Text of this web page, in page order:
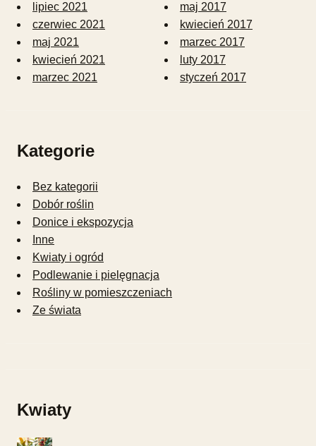
lipiec 2021
czerwiec 2021
maj 2021
kwiecień 2021
marzec 2021
maj 2017
kwiecień 2017
marzec 2017
luty 2017
styczeń 2017
Kategorie
Bez kategorii
Dobór roślin
Donice i ekspozycja
Inne
Kwiaty i ogród
Podlewanie i pielęgnacja
Rośliny w pomieszczeniach
Ze świata
Kwiaty